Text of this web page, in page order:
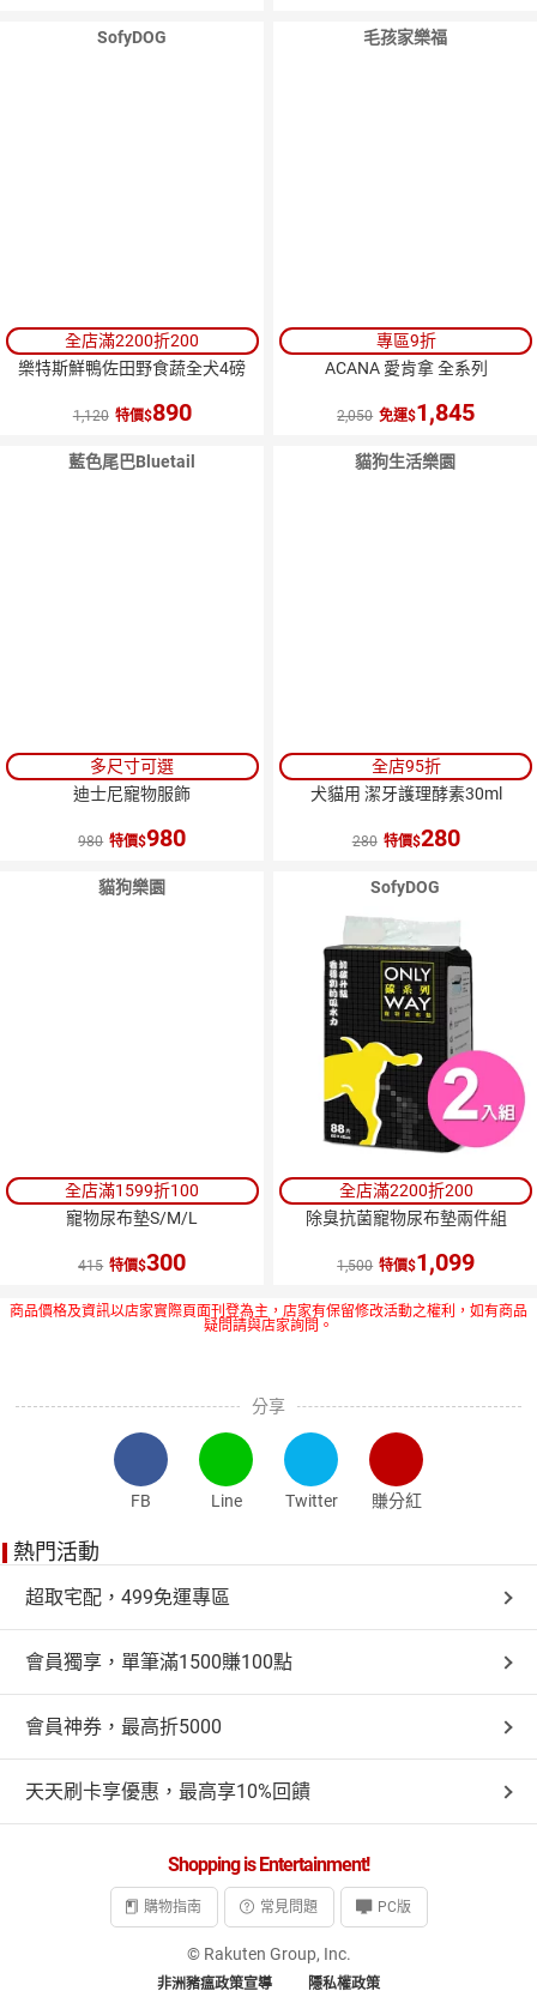
SofyDOG
全店滿2200折200
樂特斯鮮鴨佐田野食蔬全犬4磅
1,120 特價 890
毛孩家樂福
專區9折
ACANA 愛肯拿 全系列
2,050 免運 1,845
藍色尾巴Bluetail
多尺寸可選
迪士尼寵物服飾
980 特價 980
貓狗生活樂園
全店95折
犬貓用 潔牙護理酵素30ml
280 特價 280
貓狗樂園
全店滿1599折100
寵物尿布墊S/M/L
415 特價 300
SofyDOG
全店滿2200折200
除臭抗菌寵物尿布墊兩件組
1,500 特價 1,099
商品價格及資訊以店家實際頁面刊登為主，店家有保留修改活動之權利，如有商品
疑問請與店家詢問。
分享
FB Line Twitter 賺分紅
熱門活動
超取宅配，499免運專區
會員獨享，單筆滿1500賺100點
會員神券，最高折5000
天天刷卡享優惠，最高享10%回饋
Shopping is Entertainment!
購物指南 常見問題 PC版
© Rakuten Group, Inc.
非洲豬瘟政策宣導 隱私權政策